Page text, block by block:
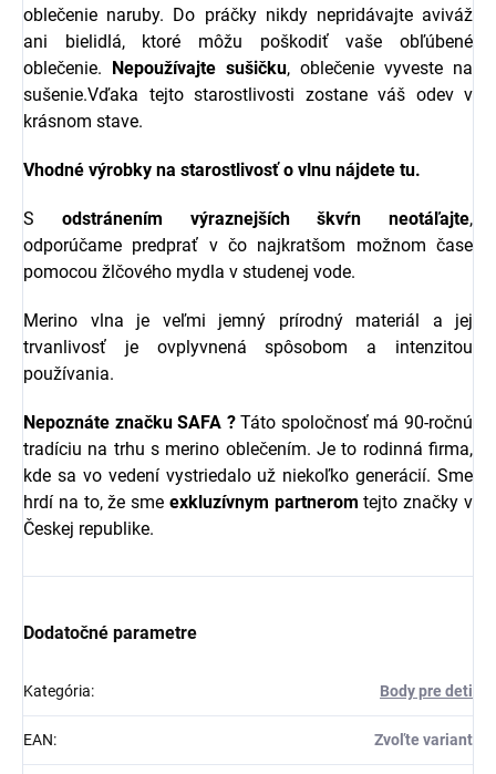
oblečenie naruby. Do práčky nikdy nepridávajte aviváž
ani bielidlá, ktoré môžu poškodiť vaše obľúbené
oblečenie. Nepoužívajte sušičku, oblečenie vyveste na
sušenie.Vďaka tejto starostlivosti zostane váš odev v
krásnom stave.
Vhodné výrobky na starostlivosť o vlnu nájdete tu.
S odstránením výraznejších škvŕn neotáľajte,
odporúčame predprať v čo najkratšom možnom čase
pomocou žlčového mydla v studenej vode.
Merino vlna je veľmi jemný prírodný materiál a jej
trvanlivosť je ovplyvnená spôsobom a intenzitou
používania.
Nepoznáte značkuSAFA ?Táto spoločnosť má 90-ročnú
tradíciu na trhu s merino oblečením. Je to rodinná firma,
kde sa vo vedení vystriedalo už niekoľko generácií. Sme
hrdí na to, že sme exkluzívnym partnerom tejto značky v
Českej republike.
Dodatočné parametre
Kategória: Body pre deti
EAN: Zvoľte variant